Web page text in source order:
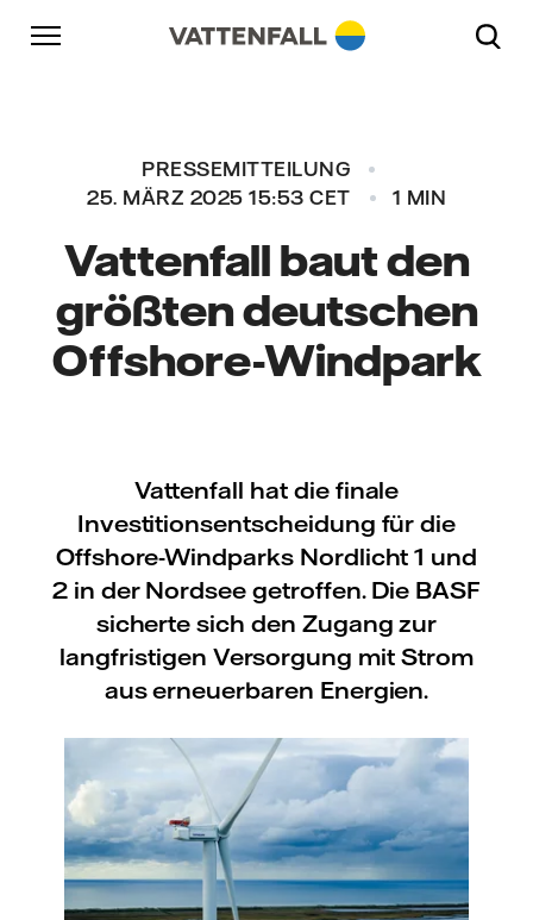
Überspringen
Zurück zur Hauptnavigation
Gehe zur Fußzeile
PRESSEMITTEILUNG
25. MÄRZ 2025 15:53 CET
1 MIN
Vattenfall baut den
größten deutschen
Offshore-Windpark
Vattenfall hat die finale
Investitionsentscheidung für die
Offshore-Windparks Nordlicht 1 und
2 in der Nordsee getroffen. Die BASF
sicherte sich den Zugang zur
langfristigen Versorgung mit Strom
aus erneuerbaren Energien.
Zurück zur Hauptnavigation